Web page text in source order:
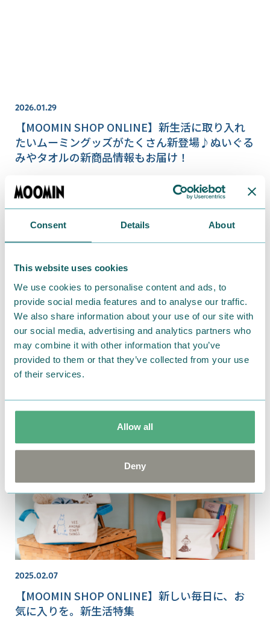
Consent Details About
This website uses cookies
We use cookies to personalise content and ads, to
provide social media features and to analyse our traffic.
We also share information about your use of our site with
our social media, advertising and analytics partners who
may combine it with other information that you’ve
provided to them or that they’ve collected from your use
of their services.
Allow all
Deny
2026.01.29
【MOOMIN SHOP ONLINE】新生活に取り入れ
たいムーミングッズがたくさん新登場♪ぬいぐる
みやタオルの新商品情報もお届け！
2025.03.14
【MOOMIN SHOP ONLINE】引っ越しや模様替
2025.02.07
【MOOMIN SHOP ONLINE】新しい毎日に、お
気に入りを。新生活特集